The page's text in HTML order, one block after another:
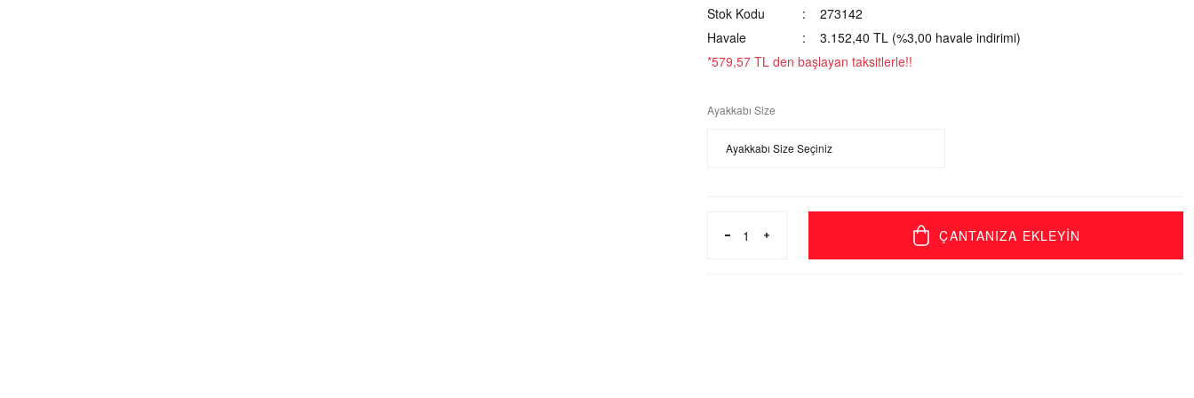
Stok Kodu
273142
Havale
3.152,40 TL (%3,00 havale indirimi)
*579,57 TL den başlayan taksitlerle!!
Ayakkabı Size
ÇANTANIZA EKLEYİN